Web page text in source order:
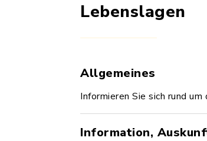
Lebenslagen
Allgemeines
Informieren Sie sich rund
Information,